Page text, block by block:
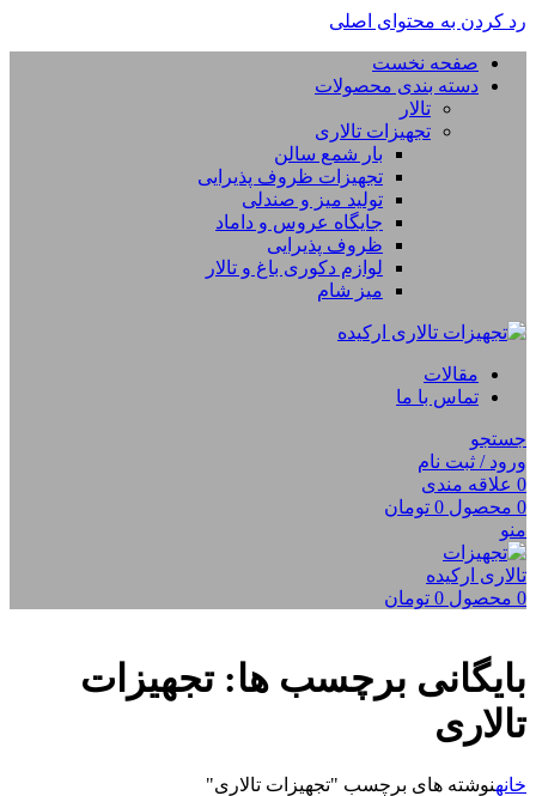
رد کردن به محتوای اصلی
صفحه نخست
دسته بندی محصولات
تالار
تجهیزات تالاری
بار شمع سالن
تجهیزات ظروف پذیرایی
تولید میز و صندلی
جایگاه عروس و داماد
ظروف پذیرایی
لوازم دکوری باغ و تالار
میز شام
مقالات
تماس با ما
جستجو
ورود / ثبت نام
0 علاقه مندی
0 محصول 0 تومان
منو
0 محصول 0 تومان
بایگانی برچسب ها: تجهیزات
تالاری
خانهنوشته های برچسب "تجهیزات تالاری"